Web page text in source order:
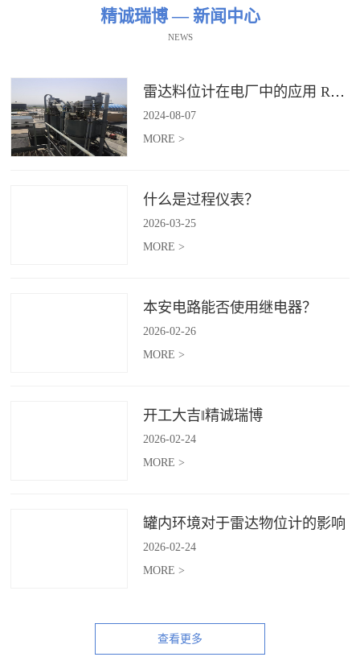
精诚瑞博 — 新闻中心
NEWS
雷达料位计在电厂中的应用 RBRDZB-71-6-C
2024-08-07
MORE >
什么是过程仪表？
2026-03-25
MORE >
本安电路能否使用继电器？
2026-02-26
MORE >
开工大吉‖精诚瑞博
2026-02-24
MORE >
罐内环境对于雷达物位计的影响
2026-02-24
MORE >
查看更多